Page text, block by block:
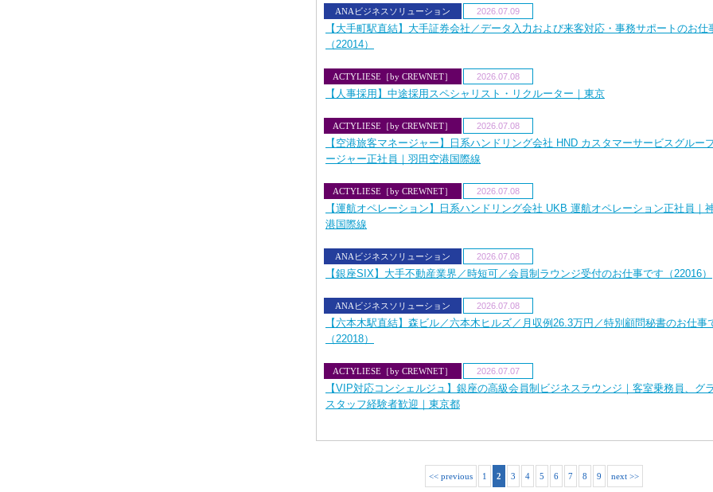
ANAビジネスソリューション 2026.07.09
【大手町駅直結】大手証券会社／データ入力および来客対応・事務サポートのお仕
（22014）
ACTYLIESE［by CREWNET］ 2026.07.08
【人事採用】中途採用スペシャリスト・リクルーター｜東京
ACTYLIESE［by CREWNET］ 2026.07.08
【空港旅客マネージャー】日系ハンドリング会社 HND カスタマーサービスグルー
ージャー正社員｜羽田空港国際線
ACTYLIESE［by CREWNET］ 2026.07.08
【運航オペレーション】日系ハンドリング会社 UKB 運航オペレーション正社員｜
港国際線
ANAビジネスソリューション 2026.07.08
【銀座SIX】大手不動産業界／時短可／会員制ラウンジ受付のお仕事です（22016）
ANAビジネスソリューション 2026.07.08
【六本木駅直結】森ビル／六本木ヒルズ／月収例26.3万円／特別顧問秘書のお仕事
（22018）
ACTYLIESE［by CREWNET］ 2026.07.07
【VIP対応コンシェルジュ】銀座の高級会員制ビジネスラウンジ｜客室乗務員、グ
スタッフ経験者歓迎｜東京都
<< previous 1 2 3 4 5 6 7 8 9 next >>